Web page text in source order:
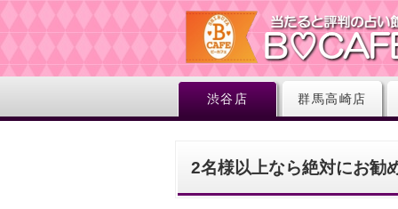
渋谷店 群馬高崎店
2名様以上なら絶対にお勧